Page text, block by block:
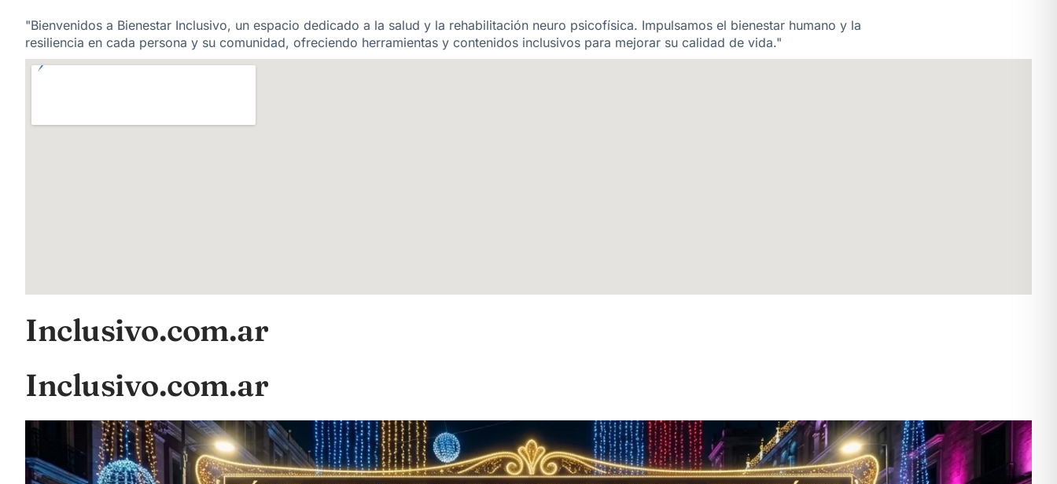
"Bienvenidos a Bienestar Inclusivo, un espacio dedicado a la salud y la rehabilitación neuro psicofísica. Impulsamos el bienestar humano y la
resiliencia en cada persona y su comunidad, ofreciendo herramientas y contenidos inclusivos para mejorar su calidad de vida."
Inclusivo.com.ar
Inclusivo.com.ar